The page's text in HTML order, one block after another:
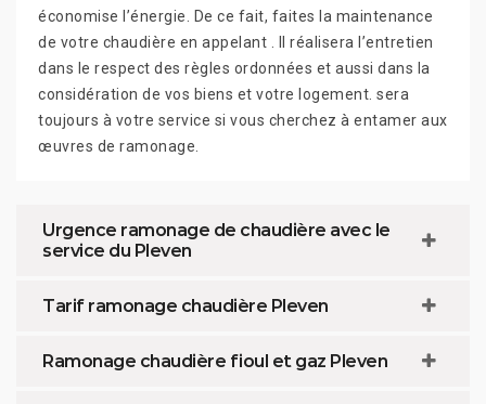
économise l’énergie. De ce fait, faites la maintenance
de votre chaudière en appelant . Il réalisera l’entretien
dans le respect des règles ordonnées et aussi dans la
considération de vos biens et votre logement. sera
toujours à votre service si vous cherchez à entamer aux
œuvres de ramonage.
Urgence ramonage de chaudière avec le
service du Pleven
Tarif ramonage chaudière Pleven
Ramonage chaudière fioul et gaz Pleven